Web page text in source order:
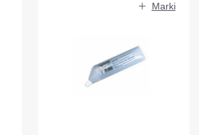
Marki